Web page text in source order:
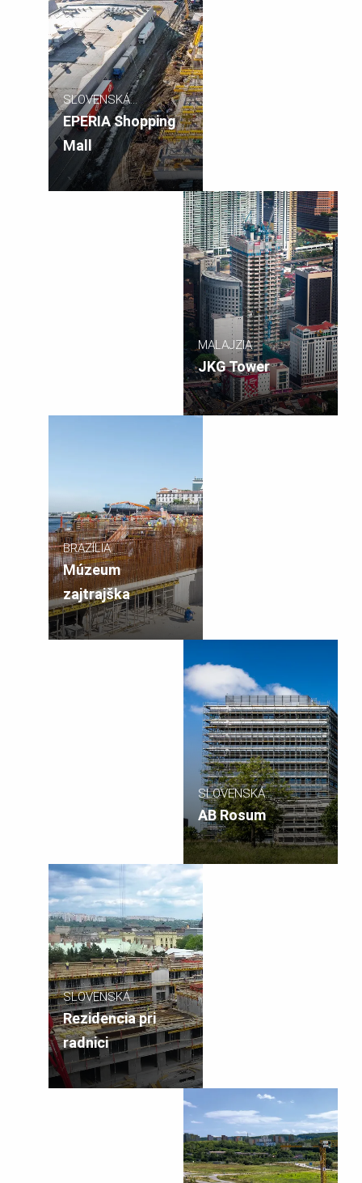
SLOVENSKÁ
REPUBLIKA
EPERIA Shopping
Mall
MALAJZIA
JKG Tower
BRAZÍLIA
Múzeum
zajtrajška
SLOVENSKÁ
REPUBLIKA
AB Rosum
SLOVENSKÁ
REPUBLIKA
Rezidencia pri
radnici